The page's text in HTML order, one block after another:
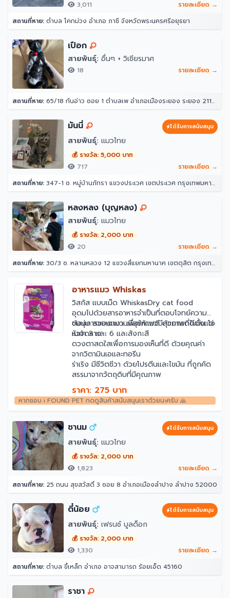
3,011
รายละเอียด →
สถานที่หาย: ตำบล โคกม่วง อำเภอ ภาชี จังหวัดพระนครศรีอยุธยา
เปือก
สายพันธุ์: อื่นๆ + วิเชียรมาศ
18 รายละเอียด →
สถานที่หาย: 65/18 ก้นอ่าว ซอย 1 ตำบลเพ อำเภอเมืองระยอง ระยอง 21160
มันนี่ ได้รับการสนับสนุน
สายพันธุ์: แมวไทย
💰 รางวัล: 5,000 บาท
717
รายละเอียด →
สถานที่หาย: 347-1 ซ. หมู่บ้านภัทรา แขวงประเวศ เขตประเวศ กรุงเทพมหานคร 10250
หลงหลง (บุญหลง)
สายพันธุ์: แมวไทย
💰 รางวัล: 2,000 บาท
20
รายละเอียด →
สถานที่หาย: 30/3 ซ. หลานหลวง 12 แขวงสี่แยกมหานาค เขตดุสิต กรุงเทพมหานคร 10300
อาหารแมว Whiskas
วิสกัส แบบเม็ด WhiskasDry cat food
อุดมไปด้วยสารอาหารจำเป็นที่ตอบโจทย์ความ
ต้องการของแมว เพื่อให้แมวมีสุขภาพที่ดีตั้งแต่
หัวจดหาง
ขนนุ่ม สวยเงางามมีสุขภาพดี ด้วยกรดไขมัน โอ
เมก้า 3 และ 6 และสังกะสี
ดวงตาสดใสเพื่อการมองเห็นที่ดี ด้วยคุณค่า
จากวิตามินเอและทอรีน
ร่าเริง มีชีวิตชีวา ด้วยโปรตีนและไขมัน ที่ถูกคัด
สรรมาจากวัตถุดิบที่มีคุณภาพ
ราคา: 275 บาท
หากชอบ i FOUND PET กดดูสินค้าสนับสนุนเราด้วยนะครับ 🙏
ชานม ได้รับการสนับสนุน
สายพันธุ์: แมวไทย
💰 รางวัล: 2,000 บาท
1,823
รายละเอียด →
สถานที่หาย: 25 ถนน สุขสวัสดิ์ 3 ซอย 8 อำเภอเมืองลำปาง ลำปาง 52000
ตี๋น้อย ได้รับการสนับสนุน
สายพันธุ์: เฟรนซ์ บูลด็อก
💰 รางวัล: 2,000 บาท
1,330
รายละเอียด →
สถานที่หาย: ตำบล ขี้เหล็ก อำเภอ อาจสามารถ ร้อยเอ็ด 45160
ราชา